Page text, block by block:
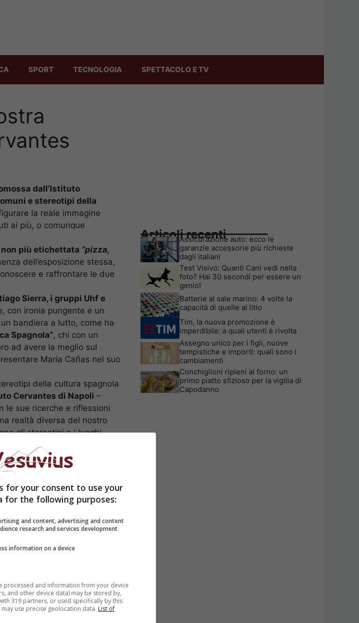
SPORT TECNOLOGIA SPETTACOLO E TV
dall’Istituto
e stereotipi della
la reale immagine
ai più, o comunque
non più etichettata “pizza,
dell’esposizione stessa,
e raffrontare le due
Sierra, i gruppi Uhf e
con ironia pungente e un
bandiera a lutto, come ha
Spagnola”, chi con un
ad avere la meglio sul
María Cañas nel suo
della cultura spagnola
Cervantes di Napoli –
le sue ricerche e riflessioni
realtà diversa del nostro
gli stereotipi e i luoghi
parte, dopo molti anni di
all’Europa. Invito il pubblico
sul danno che la visione
di una città e, quindi, ai
Articoli recenti
Assicurazione auto: ecco le
garanzie accessorie più richieste
dagli italiani
Test Visivo: Quanti Cani vedi nella
foto? Hai 30 secondi per essere un
genio!
Batterie al sale marino: 4 volte la
capacità di quelle al litio
Tim, la nuova promozione è
imperdibile: a quali utenti è rivolta
Assegno unico per i figli, nuove
tempistiche e importi: quali sono i
cambiamenti
Conchiglioni ripieni al forno: un
primo piatto sfizioso per la vigilia di
Capodanno
for your consent to use your
for the following purposes:
and content, advertising and content
research and services development
information on a device
processed and information from your device
and other device data) may be stored by,
319 partners, or used specifically by this
use precise geolocation data. List of